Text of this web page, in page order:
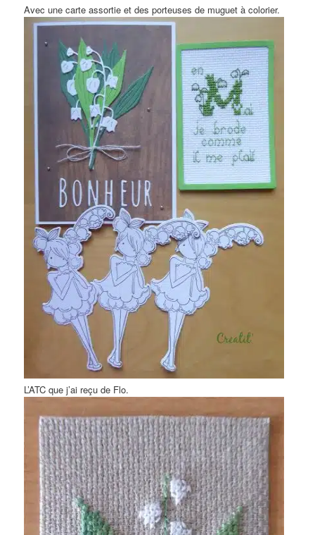
Avec une carte assortie et des porteuses de muguet à colorier.
L’ATC que j’ai reçu de Flo.